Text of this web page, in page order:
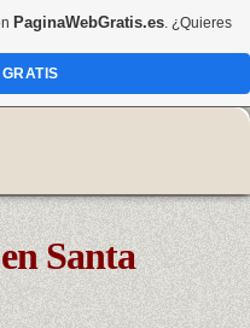
Santa
PaginaWebGratis.es. ¿Quieres